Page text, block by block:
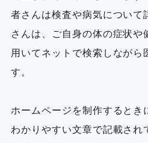
者さんは検査や病気について
さんは、ご自身の体の症状や
用いてネットで検索しながら
す。
ホームページを制作するとき
わかりやすい文章で記載され